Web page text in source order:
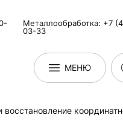
Металлообработка: +7
03-33
МЕНЮ
восстановление